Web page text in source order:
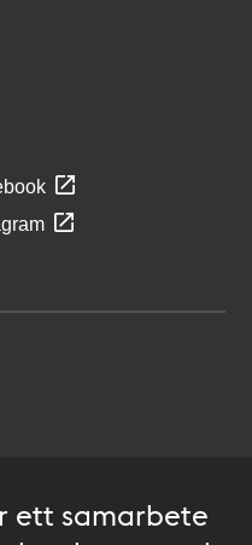
ett samarbete